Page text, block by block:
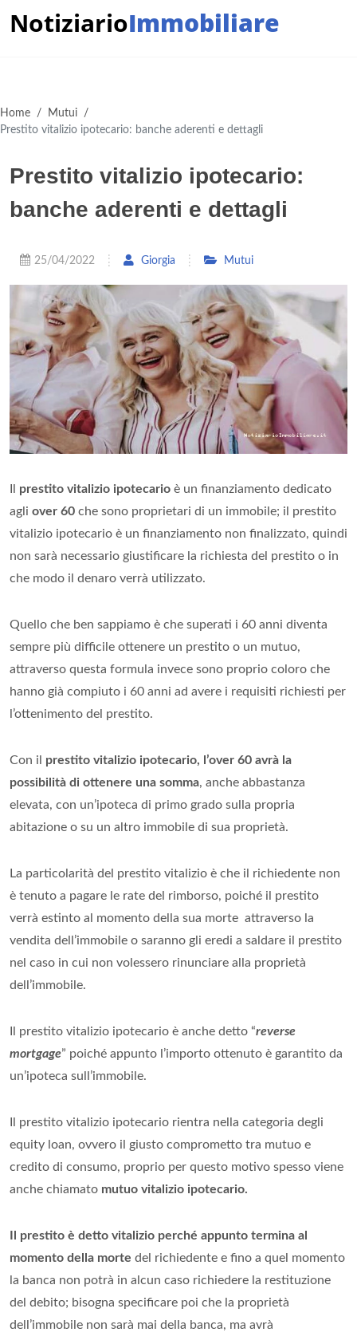
NotiziarioImmobiliare
Home / Mutui /
Prestito vitalizio ipotecario: banche aderenti e dettagli
Prestito vitalizio ipotecario:
banche aderenti e dettagli
25/04/2022 Giorgia Mutui
prestito vitalizio ipotecario è un finanziamento dedicato
agli over 60 che sono proprietari di un immobile; il prestito
vitalizio ipotecario è un finanziamento non finalizzato, quindi
non sarà necessario giustificare la richiesta del prestito o in
che modo il denaro verrà utilizzato.
Quello che ben sappiamo è che superati i 60 anni diventa
sempre più difficile ottenere un prestito o un mutuo,
attraverso questa formula invece sono proprio coloro che
hanno già compiuto i 60 anni ad avere i requisiti richiesti per
l’ottenimento del prestito.
Con il prestito vitalizio ipotecario, l’over 60 avrà la
possibilità di ottenere una somma, anche abbastanza
elevata, con un’ipoteca di primo grado sulla propria
abitazione o su un altro immobile di sua proprietà.
La particolarità del prestito vitalizio è che il richiedente non
è tenuto a pagare le rate del rimborso, poiché il prestito
verrà estinto al momento della sua morte attraverso la
vendita dell’immobile o saranno gli eredi a saldare il prestito
nel caso in cui non volessero rinunciare alla proprietà
dell’immobile.
Il prestito vitalizio ipotecario è anche detto “reverse
mortgage” poiché appunto l’importo ottenuto è garantito da
un’ipoteca sull’immobile.
Il prestito vitalizio ipotecario rientra nella categoria degli
equity loan, ovvero il giusto comprometto tra mutuo e
credito di consumo, proprio per questo motivo spesso viene
anche chiamato mutuo vitalizio ipotecario.
Il prestito è detto vitalizio perché appunto termina al
momento della morte del richiedente e fino a quel momento
la banca non potrà in alcun caso richiedere la restituzione
del debito; bisogna specificare poi che la proprietà
dell’immobile non sarà mai della banca, ma avrà